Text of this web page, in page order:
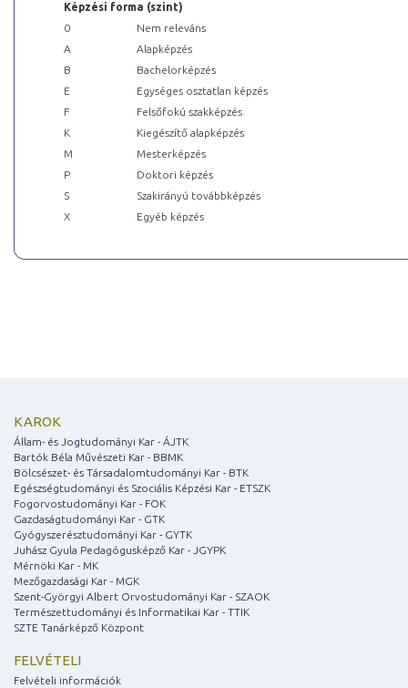
Képzési forma (szint)
0
Nem releváns
A
Alapképzés
B
Bachelorképzés
E
Egységes osztatlan képzés
F
Felsőfokú szakképzés
K
Kiegészítő alapképzés
M
Mesterképzés
P
Doktori képzés
S
Szakirányú továbbképzés
X
Egyéb képzés
KAROK
Állam- és Jogtudományi Kar - ÁJTK
Bartók Béla Művészeti Kar - BBMK
Bölcsészet- és Társadalomtudományi Kar - BTK
Egészségtudományi és Szociális Képzési Kar - ETSZK
Fogorvostudományi Kar - FOK
Gazdaságtudományi Kar - GTK
Gyógyszerésztudományi Kar - GYTK
Juhász Gyula Pedagógusképző Kar - JGYPK
Mérnöki Kar - MK
Mezőgazdasági Kar - MGK
Szent-Györgyi Albert Orvostudományi Kar - SZAOK
Természettudományi és Informatikai Kar - TTIK
SZTE Tanárképző Központ
FELVÉTELI
Felvételi információk